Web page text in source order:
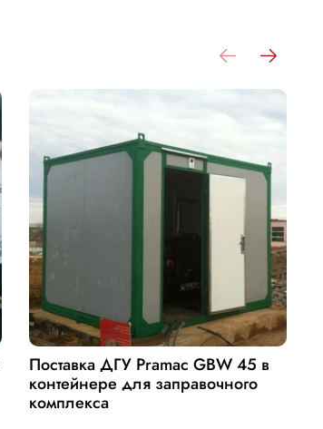
Поставка ДГУ Pramac GBW 45 в
контейнере для заправочного
комплекса